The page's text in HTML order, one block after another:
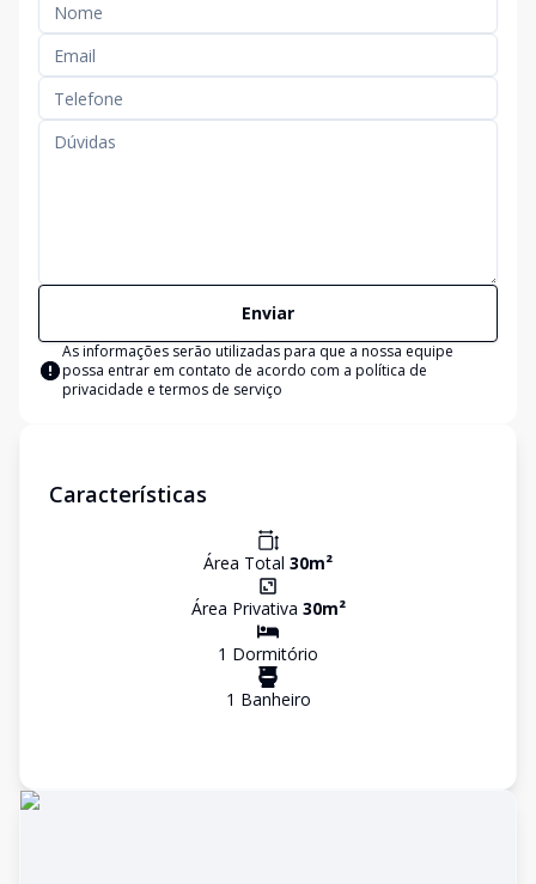
Enviar
As informações serão utilizadas para que a nossa equipe
possa entrar em contato de acordo com a política de
privacidade e termos de serviço
Características
Área Total 30m²
Área Privativa 30m²
1 Dormitório
1 Banheiro